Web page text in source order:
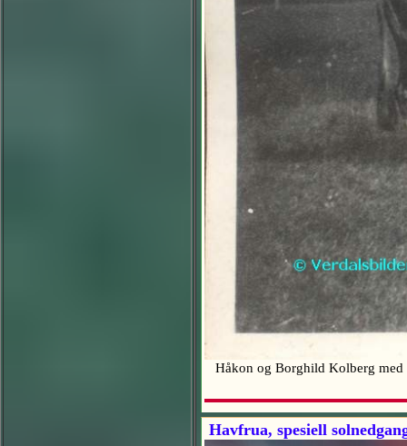
Håkon og Borghild Kolberg
Havfrua, spesiell